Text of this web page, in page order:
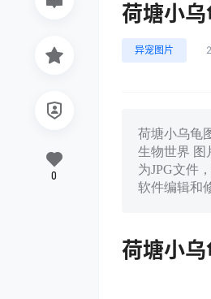
荷塘小乌
异宠图片
荷塘小乌龟
生物世界 图
为JPG文件
软件编辑和
荷塘小乌
0